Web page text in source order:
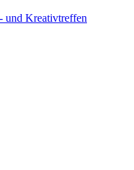
und Kreativtreffen